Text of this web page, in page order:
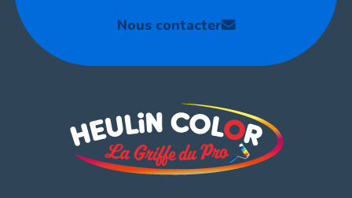
Nous contacter